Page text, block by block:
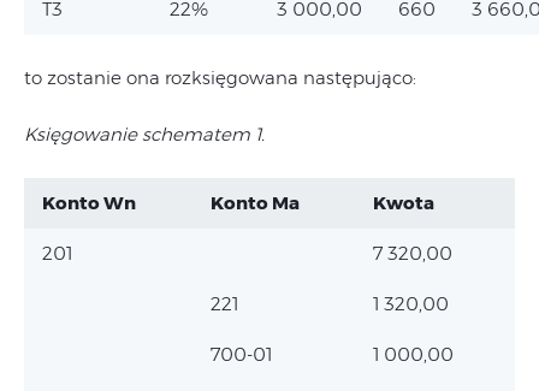
T3 22% 3 000,00 660 3
to zostanie ona rozksięgowana następująco:
Księgowanie schematem 1.
Konto Wn Konto Ma Kwota
201 7 320,00
221 1 320,00
700-01 1 000,00